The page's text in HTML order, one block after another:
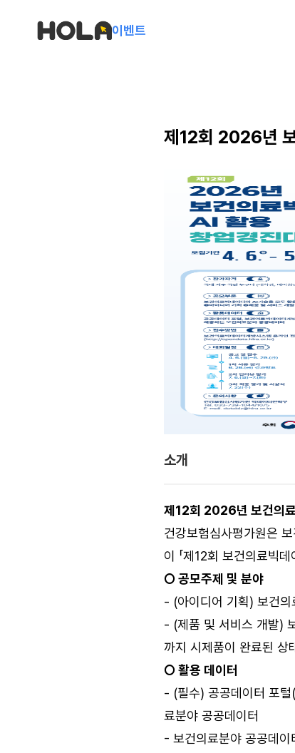
이벤트
제12회 2026년
소개
제12회 2026년 보건의료
건강보험심사평가원은
이 「제12회 보건의료빅
○ 공모주제 및 분야
- (아이디어 기획) 보건
- (제품 및 서비스 개발)
까지 시제품이 완료된 상
○ 활용 데이터
- (필수) 공공데이터 포털(
료분야 공공데이터
- 보건의료분야 공공데이